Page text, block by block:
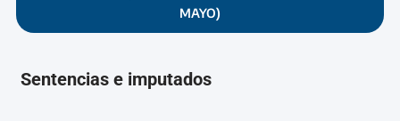
MAYO)
Sentencias e imputados